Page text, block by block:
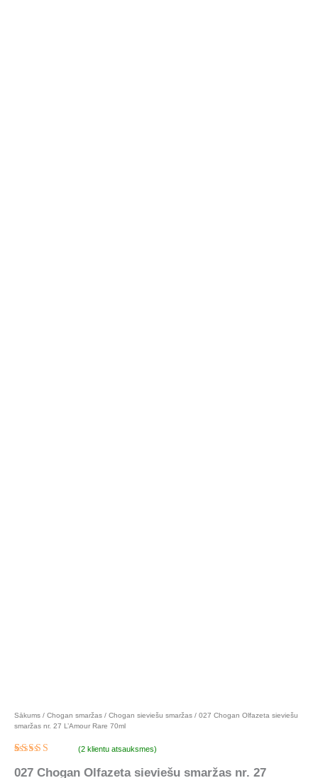
Sākums / Chogan smaržas / Chogan sieviešu smaržas / 027 Chogan Olfazeta sieviešu
smaržas nr. 27 L’Amour Rare 70ml
5.00no 5
(2klientu atsauksmes)
027 Chogan Olfazeta sieviešu smaržas nr. 27